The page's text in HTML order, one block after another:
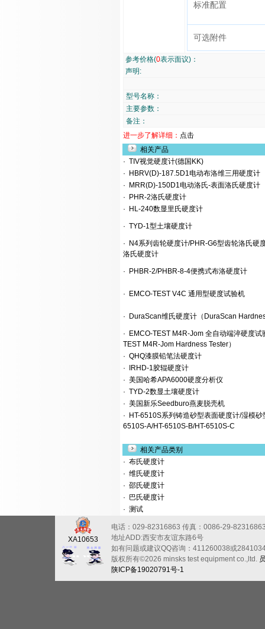
标准配置
可选附件
参考价格(0表示面议)：
声明:
型号名称：
主要参数：
备注：
进一步了解详细： 点击
相关产品
· TIV视觉硬度计(德国KK)
· HBRV(D)-187.5D1电动布洛维三用硬度计
· MRR(D)-150D1电动洛氏-表面洛氏硬度计
· PHR-2洛氏硬度计
· HL-240数显里氏硬度计
· TYD-1型土壤硬度计
· N4系列齿轮硬度计/PHR-G6型齿轮洛氏硬
洛氏硬度计
· PHBR-2/PHBR-8-4便携式布洛硬度计
· EMCO-TEST V4C 通用型硬度试验机
· DuraScan维氏硬度计（DuraScan
· EMCO-TEST M4R-Jom 全自动端淬硬度试
TEST M4R-Jom Hardness Tester）
· QHQ漆膜铅笔法硬度计
· IRHD-1胶辊硬度计
· 美国哈希APA6000硬度分析仪
· TYD-2数显土壤硬度计
· 美国新乐Seedburo燕麦脱壳机
· HT-6510S系列铸造砂型表面硬度计/湿模砂
6510S-A/HT-6510S-B/HT-6510S-C
相关产品类别
· 布氏硬度计
· 维氏硬度计
· 邵氏硬度计
·
巴氏硬度计
· 测试
XA10653
电话：029-82316863 传真：0086-29-
地址ADD:西安市友谊东路6号
如有问题或建议QQ咨询：411260038或
版权所有©2026 minsks test equipment co.,ltd.
陕ICP备19020791号-1